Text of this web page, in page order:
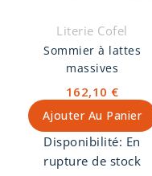
Literie Cofel
Sommier à lattes
massives
162,10 €
Ajouter Au Panier
Disponibilité: En
rupture de stock